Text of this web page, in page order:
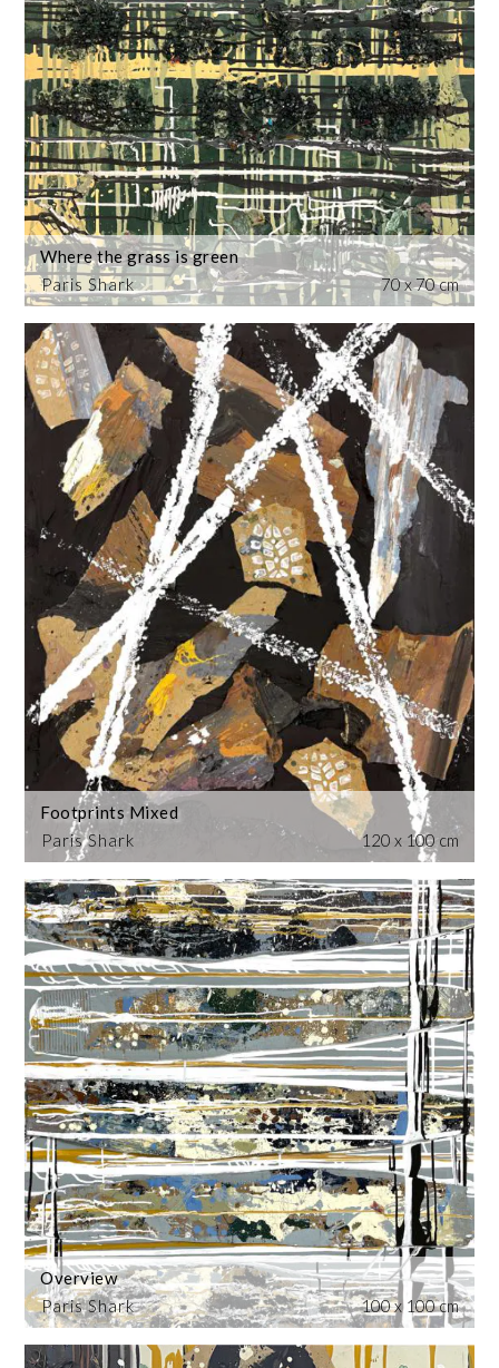
Paris Shark
Where the grass is green
70 x 70 cm
Paris Shark
Footprints Mixed
120 x 100 cm
Paris Shark
Overview
100 x 100 cm